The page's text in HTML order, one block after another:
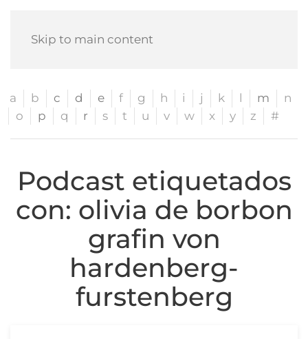
Skip to main content
a b c d e f g h i j k l m
n
o
p q r s t u v w x y z #
Podcast etiquetados
con: olivia de borbon
grafin von
hardenberg-
furstenberg